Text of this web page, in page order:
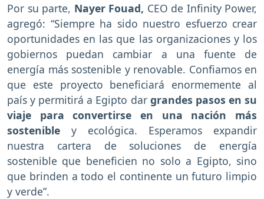
Por su parte, Nayer Fouad, CEO de Infinity Power,
agregó: “Siempre ha sido nuestro esfuerzo crear
oportunidades en las que las organizaciones y los
gobiernos puedan cambiar a una fuente de
energía más sostenible y renovable. Confiamos en
que este proyecto beneficiará enormemente al
país y permitirá a Egipto dargrandes pasos en su
viaje para convertirse en una nación más
sostenible y ecológica. Esperamos expandir
nuestra cartera de soluciones de energía
sostenible que beneficien no solo a Egipto, sino
que brinden a todo el continente un futuro limpio
y verde”.